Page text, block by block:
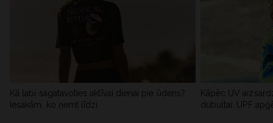
Kā labi sagatavoties aktīvai dienai pie ūdens?
Iesakām, ko ņemt līdzi
Kāpēc UV
dubultai: UPF